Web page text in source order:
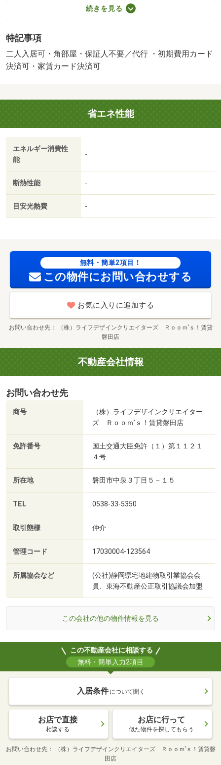
須 初回保証料・・・２２，０００円 月額保証料・・・
月額総賃料の２．２％口座振替手数料 １７０円）・鍵交
月・静岡県のお部屋探しはルームズ賃貸へ！・バイク置
場：なし・駐輪場：有/定額補修費 60000円
続きを見る
特記事項
二人入居可・角部屋・保証人不要／代行 ・初期費用カード
決済可・家賃カード決済可
省エネ性能
エネルギー消費性
能
-
断熱性能 -
目安光熱費 -
無料・簡単2項目！
この物件にお問い合わせする
お気に入りに追加する
お問い合わせ先
（株）ライフデザインクリエイターズ Ｒｏｏｍ’ｓ！賃貸
磐田店
不動産会社情報
お問い合わせ先
商号
（株）ライフデザインクリエイター
ズ Ｒｏｏｍ’ｓ！賃貸磐田店
免許番号
国土交通大臣免許（１）第１１２１
４号
所在地 磐田市中泉３丁目５－１５
TEL 0538-33-5350
取引態様 仲介
管理コード 17030004-123564
所属協会など
(公社)静岡県宅地建物取引業協会会
員、東海不動産公正取引協議会加盟
この会社の他の物件情報を見る
この不動産会社に相談する
無料・簡単入力2項目
入居条件 について聞く
お店で直接
相談する
お店に行って
似た物件を探してもらう
お問い合わせ先
（株）ライフデザインクリエイターズ Ｒｏｏｍ’ｓ！賃貸磐
田店